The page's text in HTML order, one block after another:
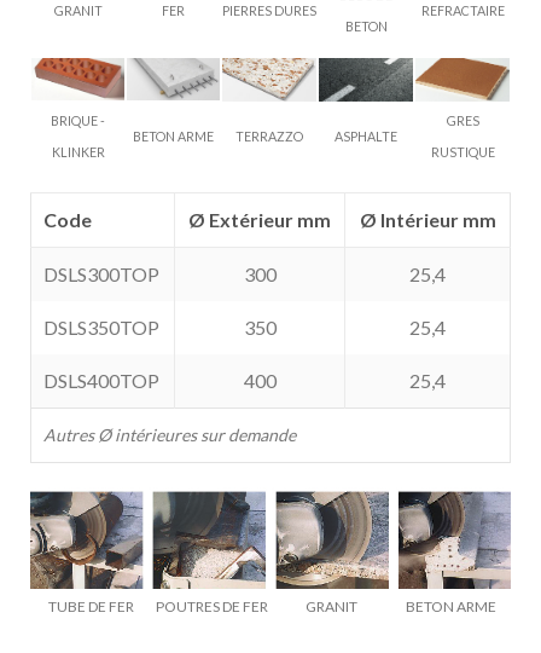
GRANIT FER PIERRES DURES
BETON
REFRACTAIRE
BRIQUE -
KLINKER
BETON ARME TERRAZZO ASPHALTE
GRES
RUSTIQUE
Code Ø Extérieur mm Ø Intérieur mm
Autres Ø intérieures sur demande
DSLS300TOP 300 25,4
DSLS350TOP 350 25,4
DSLS400TOP 400 25,4
TUBE DE FER POUTRES DE FER GRANIT BETON ARME